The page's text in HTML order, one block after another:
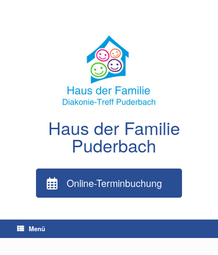
Haus der Familie
Puderbach
Online-Terminbuchung
Menü